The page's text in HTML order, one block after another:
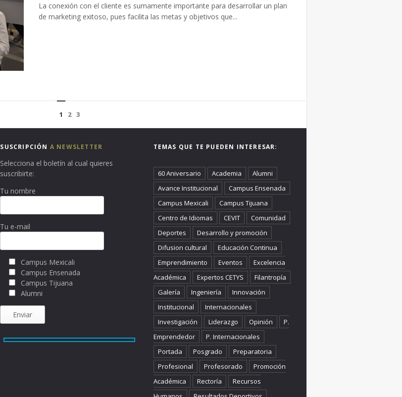
La conexión con el cliente es sumamente importante para desarrollar un plan
de marketing exitoso, pues facilita las metas y objetivos que...
1 2 3
SUSCRIPCIÓN A NEWSLETTER
Selecciona el boletín al cual quieres
suscribirte:
Tu nombre
Tu e-mail
Campus Mexicali
Campus Ensenada
Campus Tijuana
Alumni
TEMAS QUE TE PUEDEN INTERESAR:
60 Aniversario Academia
Alumni
Avance Institucional
Campus Ensenada
Campus Mexicali
Campus Tijuana
Centro de Idiomas
CEVIT
Comunidad
Deportes
Desarrollo y promoción
Difusion cultural
Educación Continua
Emprendimiento
Eventos
Excelencia
Académica
Expertos CETYS
Filantropía
Galería
Ingeniería
Innovación
Institucional
Internacionales
Investigación
Liderazgo Opinión
P.
Emprendedor
P. Internacionales
Portada
Posgrado
Preparatoria
Profesional
Profesorado
Promoción
Académica
Rectoría
Recursos